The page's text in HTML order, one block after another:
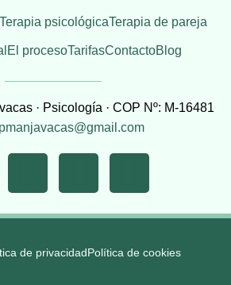
psicológicaTerapia de pareja
El procesoTarifasContactoBlog
· Psicología · COP Nº: M-16481
de privacidadPolítica de cookies